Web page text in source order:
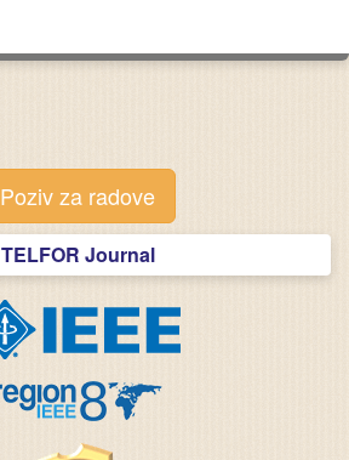
Poziv za radove
TELFOR Journal